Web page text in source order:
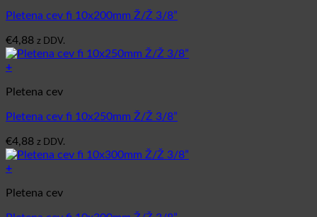
Pletena cev fi 10x200mm Ž/Ž 3/8”
€4,88 z DDV.
+
Pletena cev
Pletena cev fi 10x250mm Ž/Ž 3/8”
€4,88 z DDV.
+
Pletena cev